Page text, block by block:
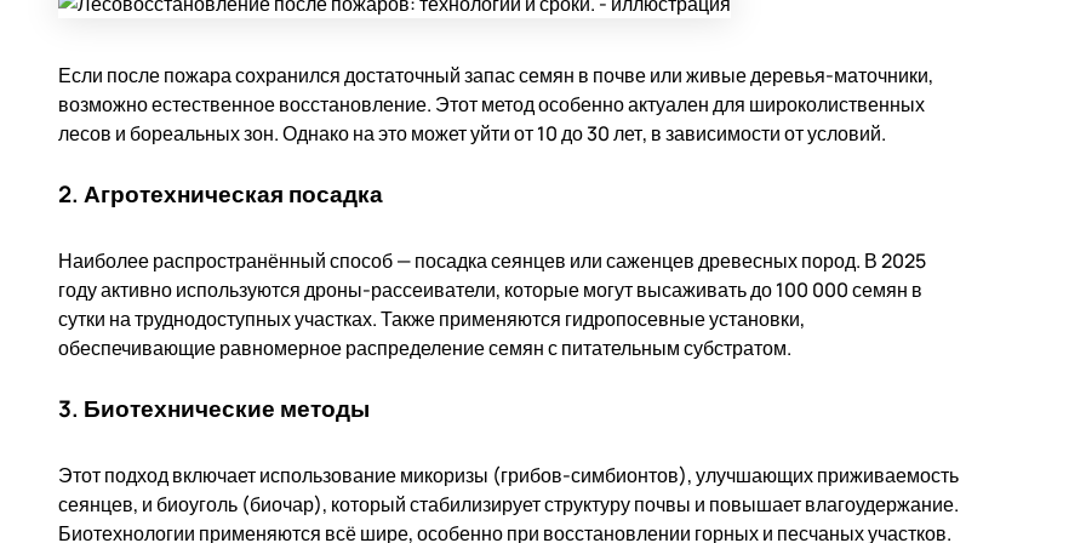
Если после пожара сохранился достаточный запас семян в почве или живые деревья-маточники,
возможно естественное восстановление. Этот метод особенно актуален для широколиственных
лесов и бореальных зон. Однако на это может уйти от 10 до 30 лет, в зависимости от условий.
2. Агротехническая посадка
Наиболее распространённый способ — посадка сеянцев или саженцев древесных пород. В 2025
году активно используются дроны-рассеиватели, которые могут высаживать до 100 000 семян в
сутки на труднодоступных участках. Также применяются гидропосевные установки,
обеспечивающие равномерное распределение семян с питательным субстратом.
3. Биотехнические методы
Этот подход включает использование микоризы (грибов-симбионтов), улучшающих приживаемость
сеянцев, и биоуголь (биочар), который стабилизирует структуру почвы и повышает влагоудержание.
Биотехнологии применяются всё шире, особенно при восстановлении горных и песчаных участков.